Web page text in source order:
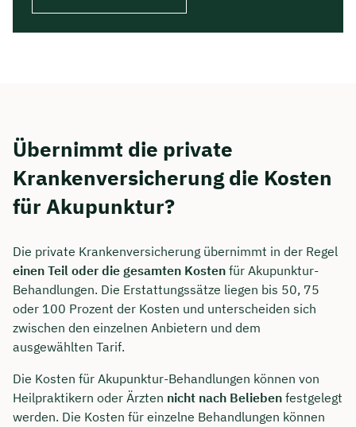
Übernimmt die private
Krankenversicherung die Kosten
für Akupunktur?
Die private Krankenversicherung übernimmt in der Regel
einen Teil oder die gesamten Kosten für Akupunktur-
Behandlungen. Die Erstattungssätze liegen bis 50, 75
oder 100 Prozent der Kosten und unterscheiden sich
zwischen den einzelnen Anbietern und dem
ausgewählten Tarif.
Die Kosten für Akupunktur-Behandlungen können von
Heilpraktikern oder Ärzten nicht nach Belieben festgelegt
werden. Die Kosten für einzelne Behandlungen können